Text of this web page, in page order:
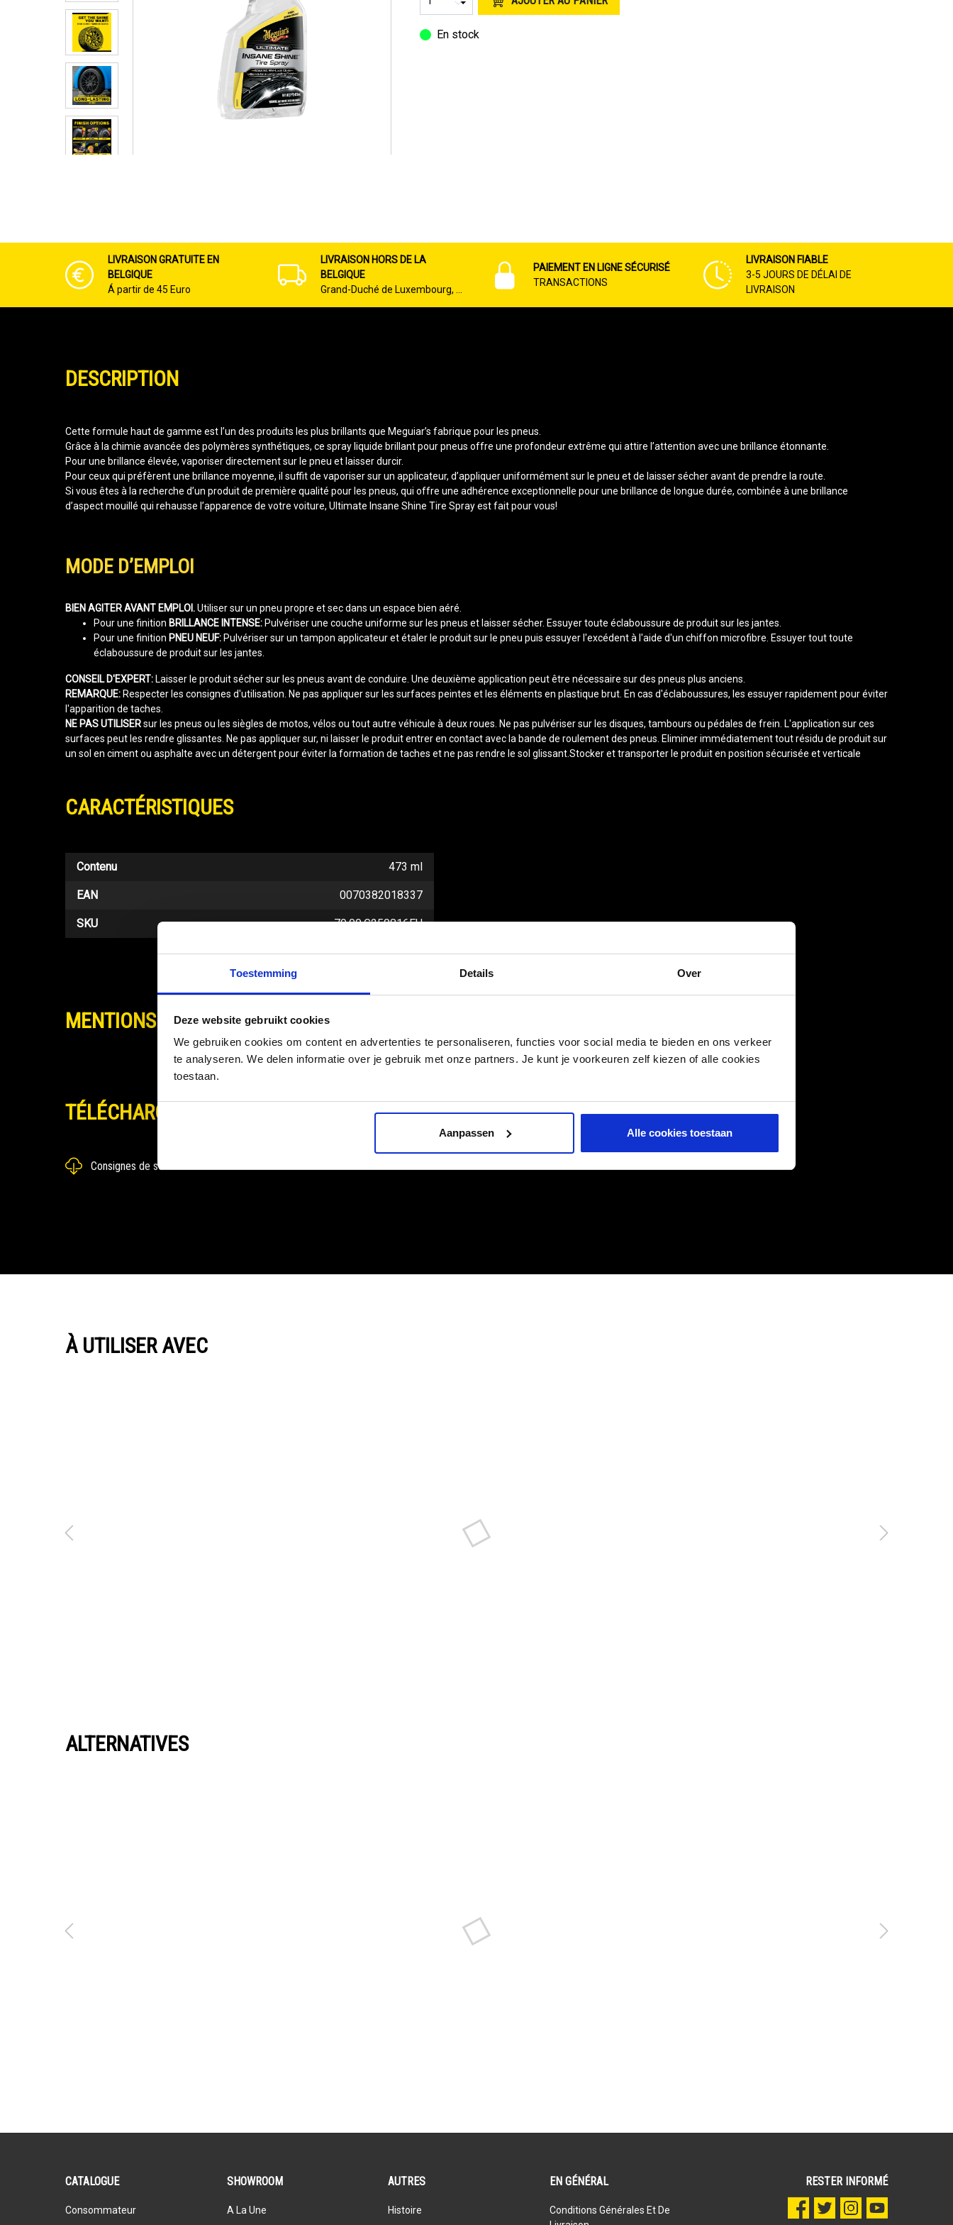
Toestemming Details Over
Deze website gebruikt cookies
We gebruiken cookies om content en advertenties te personaliseren, functies voor social media te bieden en ons verkeer
te analyseren. We delen informatie over je gebruik met onze partners. Je kunt je voorkeuren zelf kiezen of alle cookies
toestaan.
Aanpassen Alle cookies toestaan
Moulures & Caoutchouc
En stock
LIVRAISON GRATUITE EN
BELGIQUE
Á partir de 45 Euro
LIVRAISON HORS DE LA
BELGIQUE
Grand-Duché de Luxembourg, …
PAIEMENT EN LIGNE SÉCURISÉ
TRANSACTIONS
LIVRAISON FIABLE
3-5 JOURS DE DÉLAI DE
LIVRAISON
DESCRIPTION
Cette formule haut de gamme est l’un des produits les plus brillants que Meguiar’s fabrique pour les pneus.
Grâce à la chimie avancée des polymères synthétiques, ce spray liquide brillant pour pneus offre une profondeur extrême qui attire l’attention avec une brillance étonnante.
Pour une brillance élevée, vaporiser directement sur le pneu et laisser durcir.
Pour ceux qui préfèrent une brillance moyenne, il suffit de vaporiser sur un applicateur, d’appliquer uniformément sur le pneu et de laisser sécher avant de prendre la route.
Si vous êtes à la recherche d’un produit de première qualité pour les pneus, qui offre une adhérence exceptionnelle pour une brillance de longue durée, combinée à une brillance
d’aspect mouillé qui rehausse l’apparence de votre voiture, Ultimate Insane Shine Tire Spray est fait pour vous!
MODE D’EMPLOI
BIEN AGITER AVANT EMPLOI.Utiliser sur un pneu propre et sec dans un espace bien aéré.
Pour une finition BRILLANCE INTENSE: Pulvériser une couche uniforme sur les pneus et laisser sécher. Essuyer toute éclaboussure de produit sur les jantes.
Pour une finition PNEU NEUF: Pulvériser sur un tampon applicateur et étaler le produit sur le pneu puis essuyer l'excédent à l'aide d'un chiffon microfibre. Essuyer tout toute
éclaboussure de produit sur les jantes.
CONSEIL D'EXPERT: Laisser le produit sécher sur les pneus avant de conduire. Une deuxième application peut être nécessaire sur des pneus plus anciens.
REMARQUE: Respecter les consignes d'utilisation. Ne pas appliquer sur les surfaces peintes et les éléments en plastique brut. En cas d'éclaboussures, les essuyer rapidement pour éviter
l'apparition de taches.
NE PAS UTILISERsur les pneus ou les siègles de motos, vélos ou tout autre véhicule à deux roues. Ne pas pulvériser sur les disques, tambours ou pédales de frein. L'application sur ces
surfaces peut les rendre glissantes. Ne pas appliquer sur, ni laisser le produit entrer en contact avec la bande de roulement des pneus. Eliminer immédiatement tout résidu de produit sur
un sol en ciment ou asphalte avec un détergent pour éviter la formation de taches et ne pas rendre le sol glissant.Stocker et transporter le produit en position sécurisée et verticale
CARACTÉRISTIQUES
Contenu 473 ml
EAN 0070382018337
SKU 79.00.G250816EU
MENTIONS DE DANGER
TÉLÉCHARGEMENTS
Consignes de sécurité
À UTILISER AVEC
ALTERNATIVES
RESTER INFORMÉ
CATALOGUE
Consommateur
SHOWROOM
A La Une
AUTRES
Histoire
EN GÉNÉRAL
Conditions Générales Et De